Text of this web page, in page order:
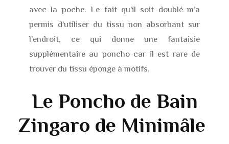
avec la poche. Le fait qu’il soit doublé m’a
permis d’utiliser du tissu non absorbant sur
l’endroit, ce qui donne une fantaisie
supplémentaire au poncho car il est rare de
trouver du tissu éponge à motifs.
Le Poncho de Bain
Zingaro de Minimâle